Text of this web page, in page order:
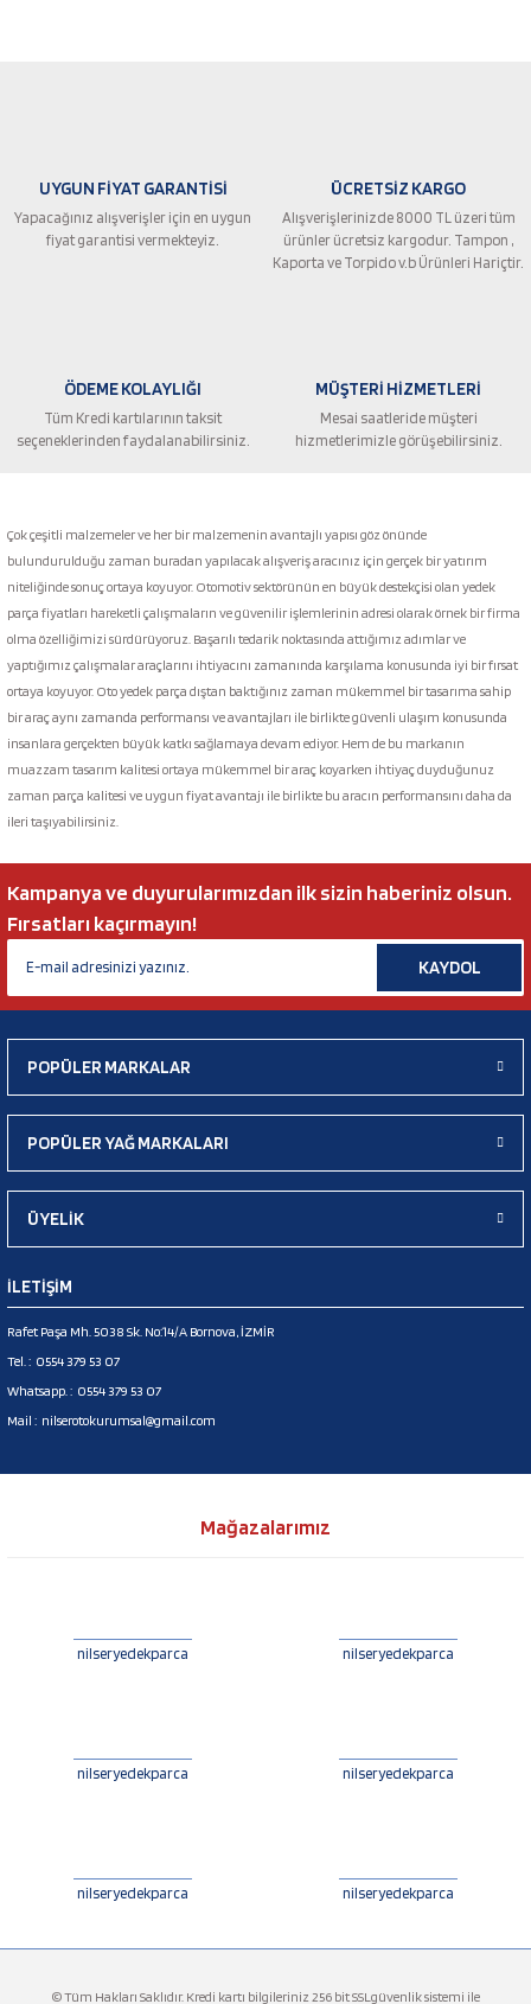
Ürün açıklamasında eksik bilgiler bulunuyor.
Ürün bilgilerinde hatalar bulunuyor.
Ürün fiyatı diğer sitelerden daha pahalı.
Gönder
UYGUN FİYAT GARANTİSİ
Yapacağınız alışverişler için en uygun
fiyat garantisi vermekteyiz.
ÜCRETSİZ KARGO
Alışverişlerinizde 8000 TL üzeri tüm
ürünler ücretsiz kargodur. Tampon ,
Kaporta ve Torpido v.b Ürünleri Hariçtir.
ÖDEME KOLAYLIĞI
Tüm Kredi kartılarının taksit
seçeneklerinden faydalanabilirsiniz.
MÜŞTERİ HİZMETLERİ
Mesai saatleride müşteri
hizmetlerimizle görüşebilirsiniz.
Çok çeşitli malzemeler ve her bir malzemenin avantajlı yapısı göz önünde
bulundurulduğu zaman buradan yapılacak alışveriş aracınız için gerçek bir yatırım
niteliğinde sonuç ortaya koyuyor. Otomotiv sektörünün en büyük destekçisi olan yedek
parça fiyatları hareketli çalışmaların ve güvenilir işlemlerinin adresi olarak örnek bir firma
olma özelliğimizi sürdürüyoruz. Başarılı tedarik noktasında attığımız adımlar ve
yaptığımız çalışmalar araçlarını ihtiyacını zamanında karşılama konusunda iyi bir fırsat
ortaya koyuyor. Oto yedek parça dıştan baktığınız zaman mükemmel bir tasarıma sahip
bir araç aynı zamanda performansı ve avantajları ile birlikte güvenli ulaşım konusunda
insanlara gerçekten büyük katkı sağlamaya devam ediyor. Hem de bu markanın
muazzam tasarım kalitesi ortaya mükemmel bir araç koyarken ihtiyaç duyduğunuz
zaman parça kalitesi ve uygun fiyat avantajı ile birlikte bu aracın performansını daha da
ileri taşıyabilirsiniz.
Kampanya ve duyurularımızdan ilk sizin haberiniz olsun.
Fırsatları kaçırmayın!
KAYDOL
POPÜLER MARKALAR
POPÜLER YAĞ MARKALARI
ÜYELİK
İLETİŞİM
Rafet Paşa Mh. 5038 Sk. No:14/A Bornova, İZMİR
Tel. : 0554 379 53 07
Whatsapp. : 0554 379 53 07
Mail : nilserotokurumsal@gmail.com
Mağazalarımız
nilseryedekparca nilseryedekparca
nilseryedekparca nilseryedekparca
nilseryedekparca nilseryedekparca
© Tüm Hakları Saklıdır. Kredi kartı bilgileriniz 256 bit SSLgüvenlik sistemi ile